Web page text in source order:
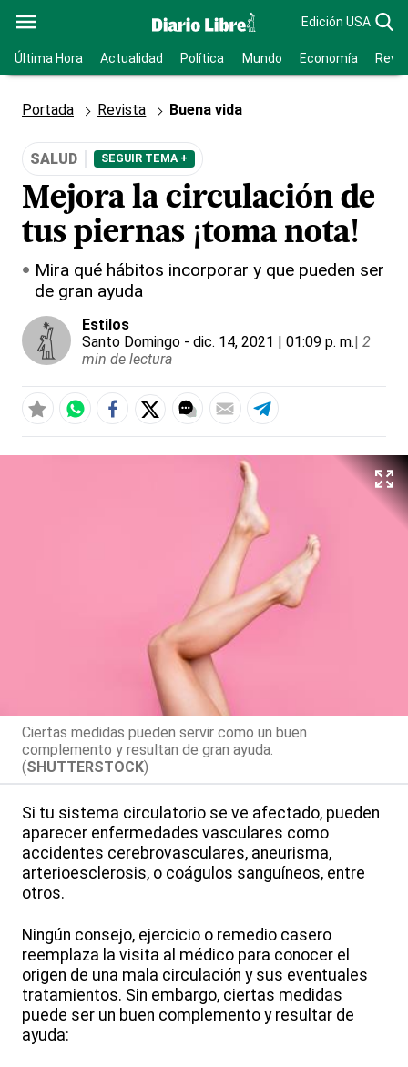
Edición USA
Última Hora Actualidad Política Mundo Economía
Portada Revista Buena vida
SALUD SEGUIR TEMA +
Mejora la circulación de
tus piernas ¡toma nota!
Mira qué hábitos incorporar y que pueden ser
de gran ayuda
Estilos
Santo Domingo - dic. 14, 2021 | 01:09 p. m.| 2
min de lectura
Ciertas medidas pueden servir como un buen
complemento y resultan de gran ayuda.
(SHUTTERSTOCK)
Si tu sistema circulatorio se ve afectado, pueden
aparecer enfermedades vasculares como
accidentes cerebrovasculares, aneurisma,
arterioesclerosis, o coágulos sanguíneos, entre
otros.
Ningún consejo, ejercicio o remedio casero
reemplaza la visita al médico para conocer el
origen de una mala circulación y sus eventuales
tratamientos. Sin embargo, ciertas medidas
puede ser un buen complemento y resultar de
ayuda: